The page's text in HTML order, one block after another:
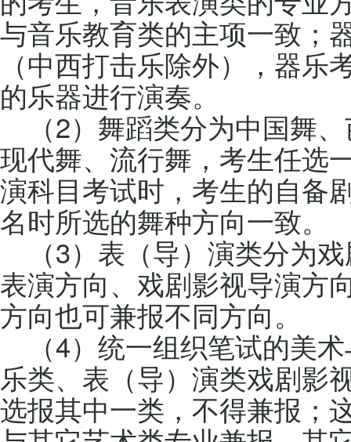
与音乐教育类的主项一致；
（中西打击乐除外），器乐
的乐器进行演奏。
（2）舞蹈类分为中国舞
现代舞、流行舞，考生任选
演科目考试时，考生的自备
名时所选的舞种方向一致。
（3）表（导）演类分为
表演方向、戏剧影视导演方
方向也可兼报不同方向。
（4）统一组织笔试的美
乐类、表（导）演类戏剧影
选报其中一类，不得兼报；